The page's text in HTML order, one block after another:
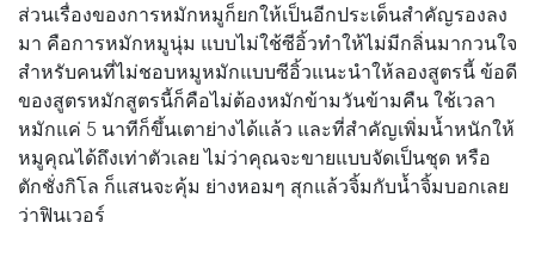
ส่วนเรื่องของการหมักหมูก็ยกให้เป็นอีกประเด็นสำคัญรองลง
มา คือการหมักหมูนุ่ม แบบไม่ใช้ซีอิ้วทำให้ไม่มีกลิ่นมากวนใจ
สำหรับคนที่ไม่ชอบหมูหมักแบบซีอิ้วแนะนำให้ลองสูตรนี้ ข้อดี
ของสูตรหมักสูตรนี้ก็คือไม่ต้องหมักข้ามวันข้ามคืน ใช้เวลา
หมักแค่ 5 นาทีก็ขึ้นเตาย่างได้แล้ว และที่สำคัญเพิ่มน้ำหนักให้
หมูคุณได้ถึงเท่าตัวเลย ไม่ว่าคุณจะขายแบบจัดเป็นชุด หรือ
ตักชั่งกิโล ก็แสนจะคุ้ม ย่างหอมๆ สุกแล้วจิ้มกับน้ำจิ้มบอกเลย
ว่าฟินเวอร์